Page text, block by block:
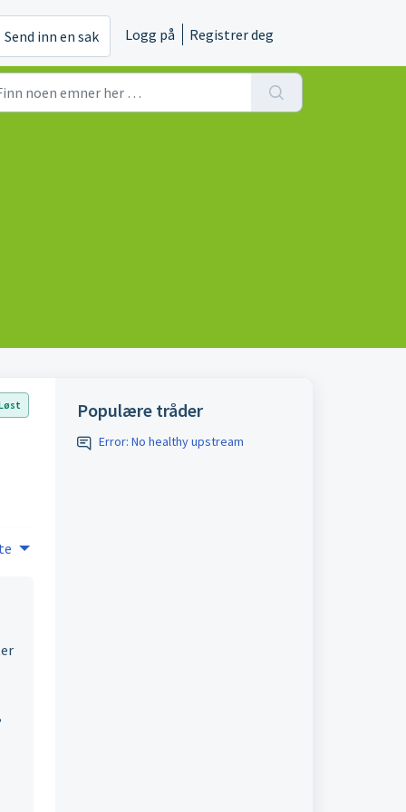
Send inn en sak Logg på Registrer deg
Populære tråder
Error: No healthy upstream